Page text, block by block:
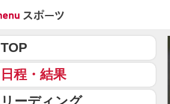
TOP
日程・結果